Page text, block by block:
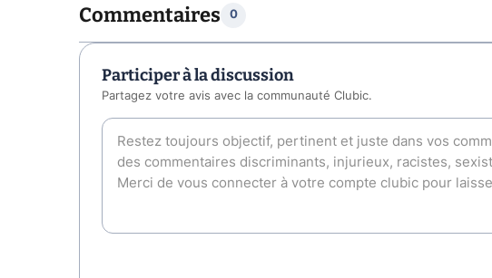
Commentaires 0
Participer à la discussion
Partagez votre avis avec la communauté Clubic.